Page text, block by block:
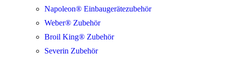
Napoleon® Einbaugerätezubehör
Weber® Zubehör
Broil King® Zubehör
Severin Zubehör